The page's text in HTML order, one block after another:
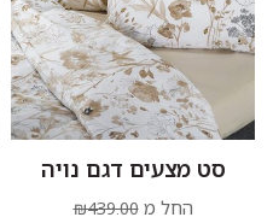
סט מצעים דגם נויה
החל מ ₪439.00